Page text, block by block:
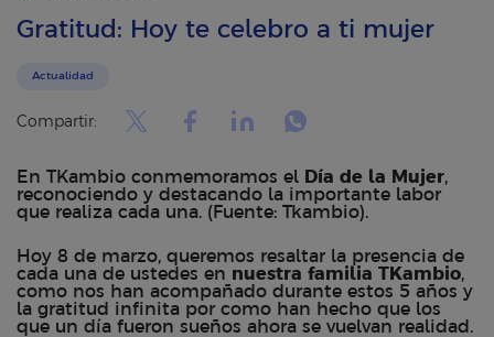
Gratitud: Hoy te celebro a ti mujer
Actualidad
Compartir:
En TKambio conmemoramos el Día de la Mujer,
reconociendo y destacando la importante labor
que realiza cada una. (Fuente: Tkambio).
Hoy 8 de marzo, queremos resaltar la presencia de
cada una de ustedes en nuestra familia TKambio,
como nos han acompañado durante estos 5 años y
la gratitud infinita por como han hecho que los
que un día fueron sueños ahora se vuelvan realidad.